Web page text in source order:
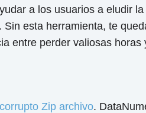
a los usuarios a eludir
esta herramienta, te
entre perder valiosas
Zip archivo.